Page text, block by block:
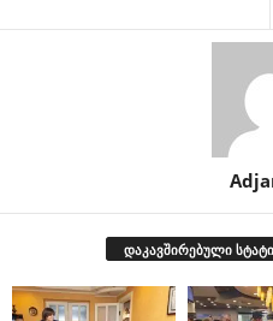
დაკავშირებული